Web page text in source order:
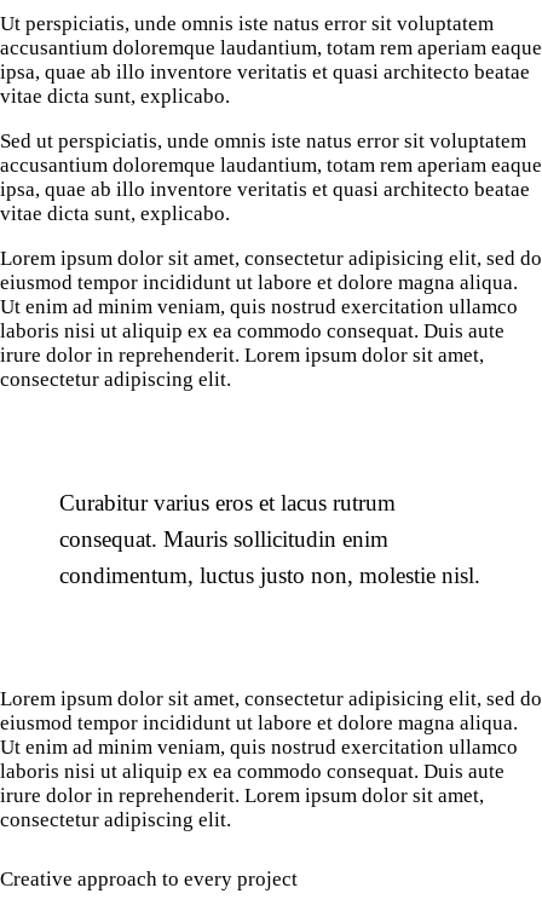
Ut perspiciatis, unde omnis iste natus error sit voluptatem
accusantium doloremque laudantium, totam rem aperiam eaque
ipsa, quae ab illo inventore veritatis et quasi architecto beatae
vitae dicta sunt, explicabo.
Sed ut perspiciatis, unde omnis iste natus error sit voluptatem
accusantium doloremque laudantium, totam rem aperiam eaque
ipsa, quae ab illo inventore veritatis et quasi architecto beatae
vitae dicta sunt, explicabo.
Lorem ipsum dolor sit amet, consectetur adipisicing elit, sed do
eiusmod tempor incididunt ut labore et dolore magna aliqua.
Ut enim ad minim veniam, quis nostrud exercitation ullamco
laboris nisi ut aliquip ex ea commodo consequat. Duis aute
irure dolor in reprehenderit. Lorem ipsum dolor sit amet,
consectetur adipiscing elit.
Curabitur varius eros et lacus rutrum
consequat. Mauris sollicitudin enim
condimentum, luctus justo non, molestie nisl.
Lorem ipsum dolor sit amet, consectetur adipisicing elit, sed do
eiusmod tempor incididunt ut labore et dolore magna aliqua.
Ut enim ad minim veniam, quis nostrud exercitation ullamco
laboris nisi ut aliquip ex ea commodo consequat. Duis aute
irure dolor in reprehenderit. Lorem ipsum dolor sit amet,
consectetur adipiscing elit.
Creative approach to every project